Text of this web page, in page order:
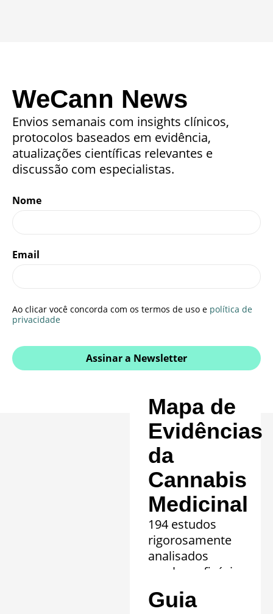
WeCann News
Envios semanais com insights clínicos,
protocolos baseados em evidência,
atualizações científicas relevantes e
discussão com especialistas.
Nome
Email
Ao clicar você concorda com os termos de uso e política de
privacidade
Assinar a Newsletter
Mapa de
Evidências
da
Cannabis
Medicinal
194 estudos
rigorosamente
analisados
revelam eficácia
comprovada em
20 quadros
Guia